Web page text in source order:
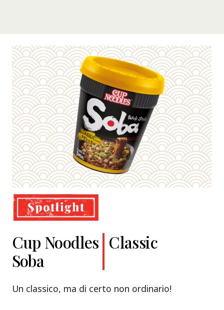
Cup Noodles
Soba
Classic
Un classico, ma di certo non ordinario!